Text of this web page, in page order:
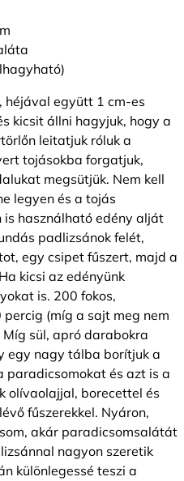
héjával együtt 1 cm-es
kicsit állni hagyjuk, hogy a
leitatjuk róluk a
tojásokba forgatjuk,
megsütjük. Nem kell
legyen és a tojás
is használható edény alját
padlizsánok felét,
egy csipet fűszert, majd a
kicsi az edényünk
is. 200 fokos,
(míg a sajt meg nem
sül, apró darabokra
egy nagy tálba borítjuk a
paradicsomokat és azt is a
olívaolajjal, borecettel és
fűszerekkel. Nyáron,
akár paradicsomsalátát
nagyon szeretik
különlegessé teszi a